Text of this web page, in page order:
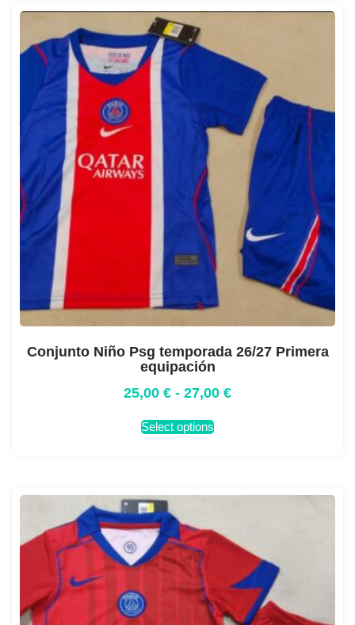
Conjunto Niño Psg temporada 26/27 Primera
equipación
25,00 € - 27,00 €
Select options